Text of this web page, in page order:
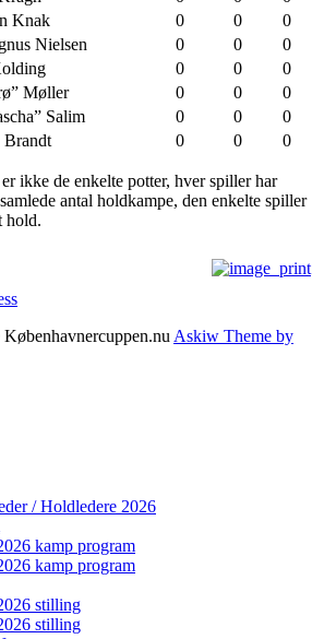
Knak
0 0
0
Nielsen
0 0
0
0 0
0
Møller
0 0
0
Salim
0 0
0
Brandt
0 0 0
ikke de enkelte potter, hver spiller har
antal holdkampe, den enkelte spiller
hold.
Askiw Theme by
/ Holdledere 2026
kamp program
kamp program
stilling
stilling